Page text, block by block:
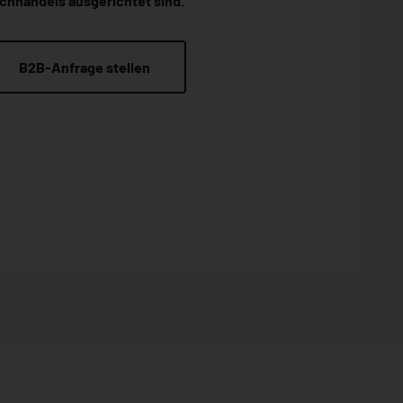
B2B-Anfrage stellen